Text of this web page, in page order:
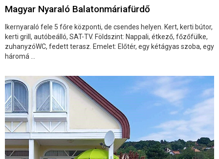
Magyar Nyaraló Balatonmáriafürdő
Ikernyaraló fele 5 főre központi, de csendes helyen. Kert, kerti bútor,
kerti grill, autóbeálló, SAT-TV. Földszint: Nappali, étkező, főzőfülke,
zuhanyzóWC, fedett terasz. Emelet: Előtér, egy kétágyas szoba, egy
háromá ...